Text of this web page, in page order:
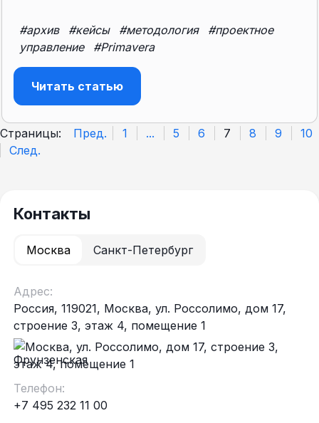
#архив #кейсы #методология
#проектное
управление
#Primavera
Читать статью
Страницы: Пред. 1 ... 5 6 7 8 9
10
След.
Контакты
Москва Санкт-Петербург
Адрес:
Россия, 119021, Москва, ул. Россолимо, дом 17,
строение 3, этаж 4, помещение 1
Фрунзенская
Телефон:
+7 495 232 11 00